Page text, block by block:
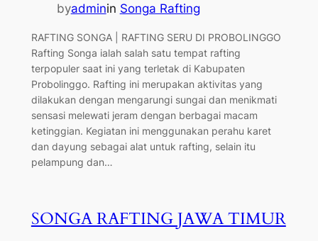
byadminin Songa Rafting
RAFTING SONGA | RAFTING SERU DI PROBOLINGGO
Rafting Songa ialah salah satu tempat rafting
terpopuler saat ini yang terletak di Kabupaten
Probolinggo. Rafting ini merupakan aktivitas yang
dilakukan dengan mengarungi sungai dan menikmati
sensasi melewati jeram dengan berbagai macam
ketinggian. Kegiatan ini menggunakan perahu karet
dan dayung sebagai alat untuk rafting, selain itu
pelampung dan…
SONGA RAFTING JAWA TIMUR